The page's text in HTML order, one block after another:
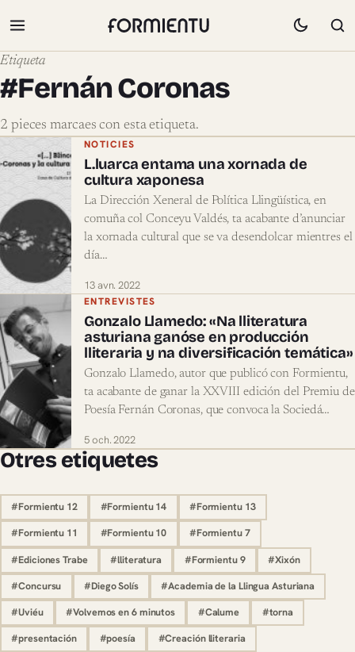
Etiqueta
#Fernán Coronas
2 pieces marcaes con esta etiqueta.
Pieces marcaes con #Fernán Coronas
NOTICIES
L.luarca entama una xornada de
cultura xaponesa
La Dirección Xeneral de Política Llingüística, en
comuña col Conceyu Valdés, ta acabante d’anunciar
la xornada cultural que se va desendolcar mientres el
día…
13 avn. 2022
ENTREVISTES
Gonzalo Llamedo: «Na lliteratura
asturiana ganóse en producción
lliteraria y na diversificación temática»
Gonzalo Llamedo, autor que publicó con Formientu,
ta acabante de ganar la XXVIII edición del Premiu de
Poesía Fernán Coronas, que convoca la Sociedá…
5 och. 2022
Otres etiquetes
#Formientu 12 #Formientu 14 #Formientu 13
#Formientu 11 #Formientu 10 #Formientu 7
#Ediciones Trabe #lliteratura #Formientu 9 #Xixón
#Concursu #Diego Solís #Academia de la Llingua Asturiana
#Uviéu #Volvemos en 6 minutos #Calume #torna
#presentación #poesía #Creación lliteraria